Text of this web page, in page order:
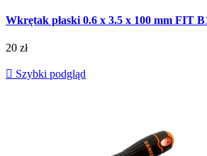
Wkrętak płaski 0.6 x 3.5 x 100 mm FIT
20 zł
 Szybki podgląd